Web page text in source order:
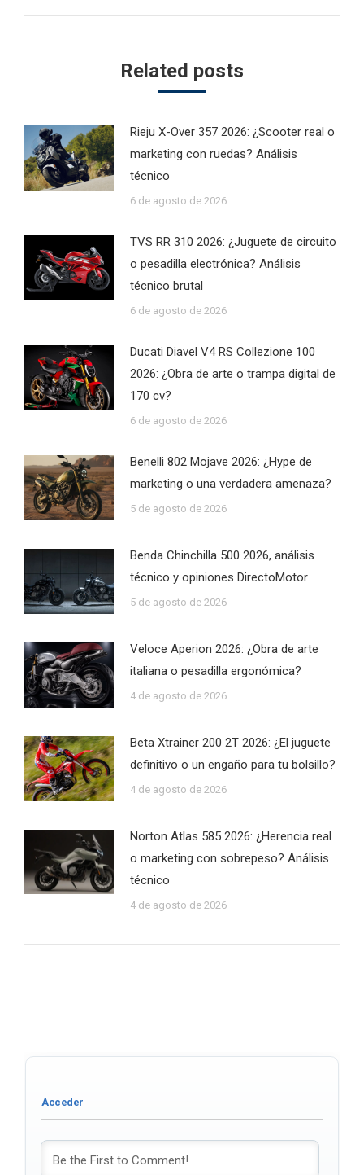
Related posts
Rieju X-Over 357 2026: ¿Scooter real o
marketing con ruedas? Análisis
técnico
6 de agosto de 2026
TVS RR 310 2026: ¿Juguete de circuito
o pesadilla electrónica? Análisis
técnico brutal
6 de agosto de 2026
Ducati Diavel V4 RS Collezione 100
2026: ¿Obra de arte o trampa digital de
170 cv?
6 de agosto de 2026
Benelli 802 Mojave 2026: ¿Hype de
marketing o una verdadera amenaza?
5 de agosto de 2026
Benda Chinchilla 500 2026, análisis
técnico y opiniones DirectoMotor
5 de agosto de 2026
Veloce Aperion 2026: ¿Obra de arte
italiana o pesadilla ergonómica?
4 de agosto de 2026
Beta Xtrainer 200 2T 2026: ¿El juguete
definitivo o un engaño para tu bolsillo?
4 de agosto de 2026
Norton Atlas 585 2026: ¿Herencia real
o marketing con sobrepeso? Análisis
técnico
4 de agosto de 2026